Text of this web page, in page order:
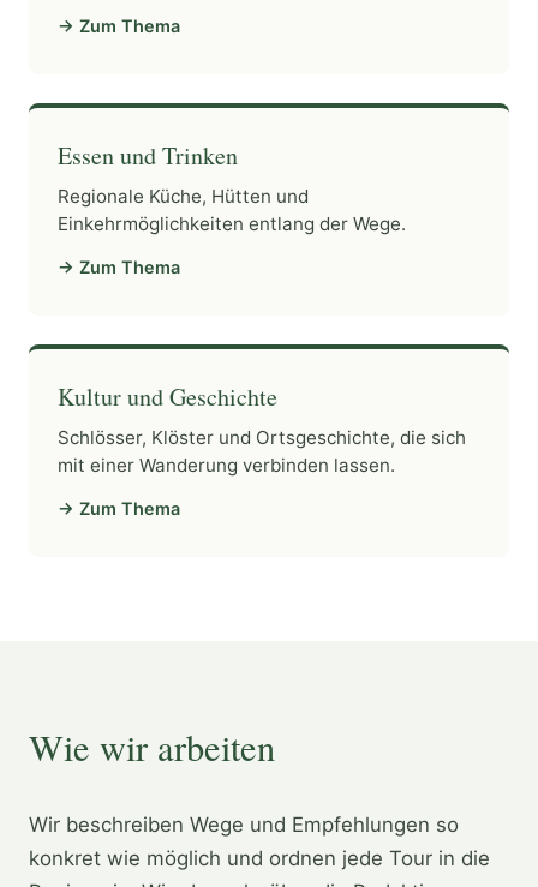
→ Zum Thema
Essen und Trinken
Regionale Küche, Hütten und
Einkehrmöglichkeiten entlang der Wege.
→ Zum Thema
Kultur und Geschichte
Schlösser, Klöster und Ortsgeschichte, die sich
mit einer Wanderung verbinden lassen.
→ Zum Thema
Wie wir arbeiten
Wir beschreiben Wege und Empfehlungen so
konkret wie möglich und ordnen jede Tour in die